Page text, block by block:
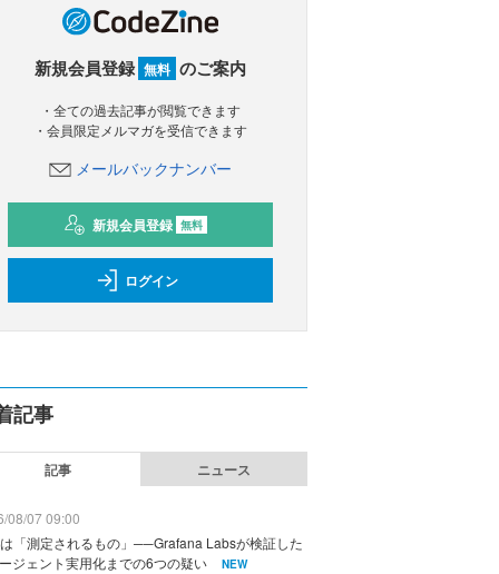
新規会員登録 無料 のご案内
・全ての過去記事が閲覧できます
・会員限定メルマガを受信できます
メールバックナンバー
新規会員登録 無料
ログイン
記事
記事 ニュース
08/07 09:00
「測定されるもの」──Grafana Labsが検証した
ジェント実用化までの6つの疑い
NEW